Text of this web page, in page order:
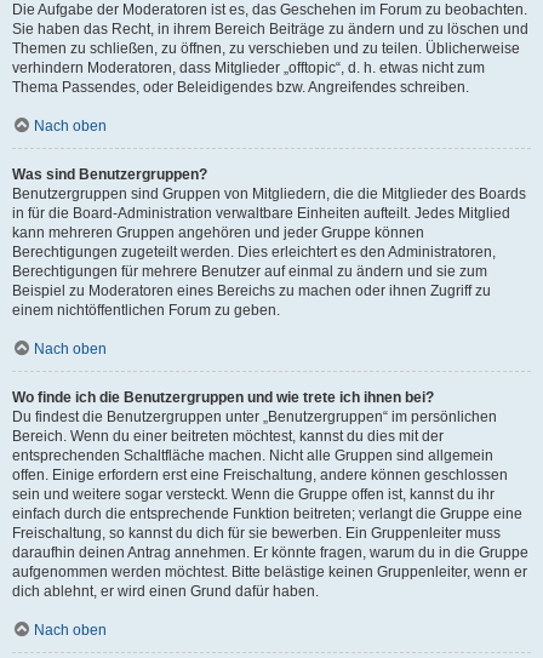
Die Aufgabe der Moderatoren ist es, das Geschehen im Forum zu beobachten.
Sie haben das Recht, in ihrem Bereich Beiträge zu ändern und zu löschen und
Themen zu schließen, zu öffnen, zu verschieben und zu teilen. Üblicherweise
verhindern Moderatoren, dass Mitglieder „offtopic“, d. h. etwas nicht zum
Thema Passendes, oder Beleidigendes bzw. Angreifendes schreiben.
Nach oben
Was sind Benutzergruppen?
Benutzergruppen sind Gruppen von Mitgliedern, die die Mitglieder des Boards
in für die Board-Administration verwaltbare Einheiten aufteilt. Jedes Mitglied
kann mehreren Gruppen angehören und jeder Gruppe können
Berechtigungen zugeteilt werden. Dies erleichtert es den Administratoren,
Berechtigungen für mehrere Benutzer auf einmal zu ändern und sie zum
Beispiel zu Moderatoren eines Bereichs zu machen oder ihnen Zugriff zu
einem nichtöffentlichen Forum zu geben.
Nach oben
Wo finde ich die Benutzergruppen und wie trete ich ihnen bei?
Du findest die Benutzergruppen unter „Benutzergruppen“ im persönlichen
Bereich. Wenn du einer beitreten möchtest, kannst du dies mit der
entsprechenden Schaltfläche machen. Nicht alle Gruppen sind allgemein
offen. Einige erfordern erst eine Freischaltung, andere können geschlossen
sein und weitere sogar versteckt. Wenn die Gruppe offen ist, kannst du ihr
einfach durch die entsprechende Funktion beitreten; verlangt die Gruppe eine
Freischaltung, so kannst du dich für sie bewerben. Ein Gruppenleiter muss
daraufhin deinen Antrag annehmen. Er könnte fragen, warum du in die Gruppe
aufgenommen werden möchtest. Bitte belästige keinen Gruppenleiter, wenn er
dich ablehnt, er wird einen Grund dafür haben.
Nach oben